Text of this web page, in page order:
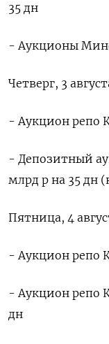
35 дн
- Аукционы
Четверг, 3
- Аукцион репо
- Депозитный
млрд р на 35 дн
Пятница, 4
- Аукцион репо
- Аукцион репо
дн